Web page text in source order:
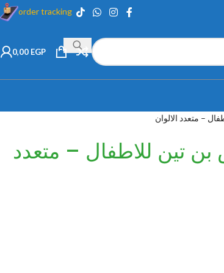
order tracking
0,00 EGP
– متعدد الالوان
تين للاطفال – متعدد